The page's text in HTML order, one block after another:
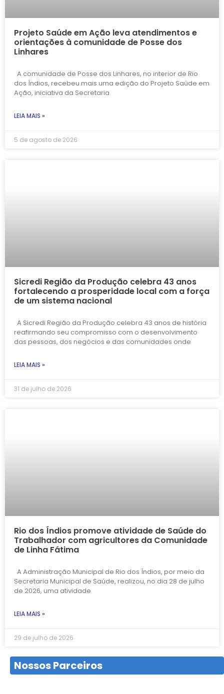
Projeto Saúde em Ação leva atendimentos e
orientações à comunidade de Posse dos
Linhares
A comunidade de Posse dos Linhares, no interior de Rio
dos Índios, recebeu mais uma edição do Projeto Saúde em
Ação, iniciativa da Secretaria
LEIA MAIS »
5 de agosto de 2026
Sicredi Região da Produção celebra 43 anos
fortalecendo a prosperidade local com a força
de um sistema nacional
A Sicredi Região da Produção celebra 43 anos de história
reafirmando seu compromisso com o desenvolvimento
das pessoas, dos negócios e das comunidades onde
LEIA MAIS »
31 de julho de 2026
Rio dos Índios promove atividade de Saúde do
Trabalhador com agricultores da Comunidade
de Linha Fátima
A Administração Municipal de Rio dos Índios, por meio da
Secretaria Municipal de Saúde, realizou, no dia 28 de julho
de 2026, uma atividade
LEIA MAIS »
29 de julho de 2026
Nossos Parceiros